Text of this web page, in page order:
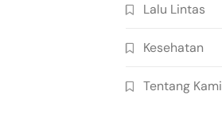
Lalu Lintas
Kesehatan
Tentang Kami